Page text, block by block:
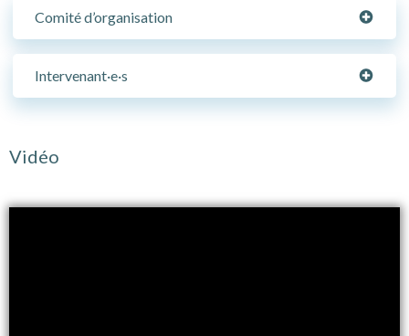
Comité d’organisation
Intervenant·e·s
Vidéo